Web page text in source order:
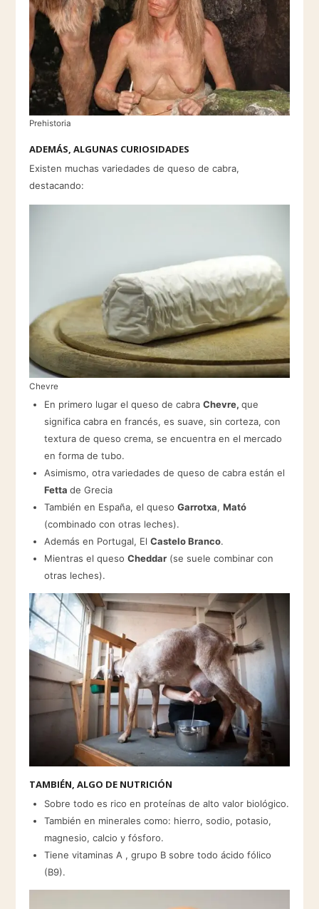
Prehistoria
ADEMÁS, ALGUNAS CURIOSIDADES
Existen muchas variedades de queso de cabra,
destacando:
Chevre
En primero lugar el queso de cabra Chevre, que
significa cabra en francés, es suave, sin corteza, con
textura de queso crema, se encuentra en el mercado
en forma de tubo.
Asimismo, otra variedades de queso de cabra están el
Fetta de Grecia
También en España, el queso Garrotxa, Mató
(combinado con otras leches).
Además en Portugal, El Castelo Branco.
Mientras el queso Cheddar(se suele combinar con
otras leches).
TAMBIÉN, ALGO DE NUTRICIÓN
Sobre todo es rico en proteínas de alto valor biológico.
También en minerales como: hierro, sodio, potasio,
magnesio, calcio y fósforo.
Tiene vitaminas A , grupo B sobre todo ácido fólico
(B9).